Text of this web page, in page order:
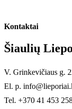
Kontaktai
Šiaulių
V. Grinkevičiaus g.
El. p.
Tel. +370 41 453